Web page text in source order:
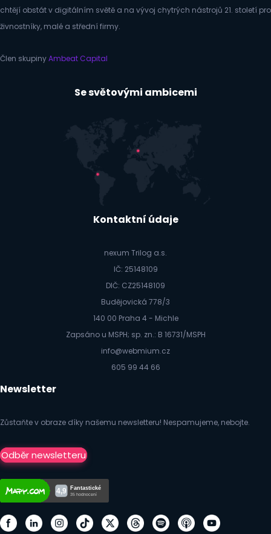
chtějí obstát v digitálním světě a na vývoj chytrých nástrojů 21. století pro
živnostníky, malé a střední firmy.
Člen skupinyAmbeat Capital
Se světovými ambicemi
Kontaktní údaje
nexum Trilog a.s.
IČ: 25148109
DIČ: CZ25148109
Budějovická 778/3
140 00 Praha 4 - Michle
Zapsáno u MSPH; sp. zn.: B 16731/MSPH
info@webmium.cz
605 99 44 66
Newsletter
Zůstaňte v obraze díky našemu newsletteru! Nespamujeme, nebojte.
Odběr newsletteru